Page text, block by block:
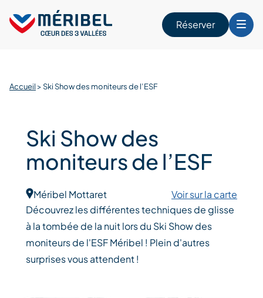
content
Réserver
Accueil >Ski Show des moniteurs de l’ESF
Ski Show des
moniteurs de l’ESF
Méribel Mottaret
Voir sur la carte
Découvrez les différentes techniques de glisse
à la tombée de la nuit lors du Ski Show des
moniteurs de l'ESF Méribel ! Plein d'autres
surprises vous attendent !